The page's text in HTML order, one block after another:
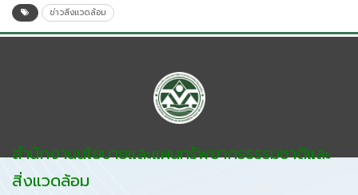
ข่าวสิ่งแวดล้อม
สำนักงานนโยบายและแผนทรัพยากรธรรมชาติและ
สิ่งแวดล้อม